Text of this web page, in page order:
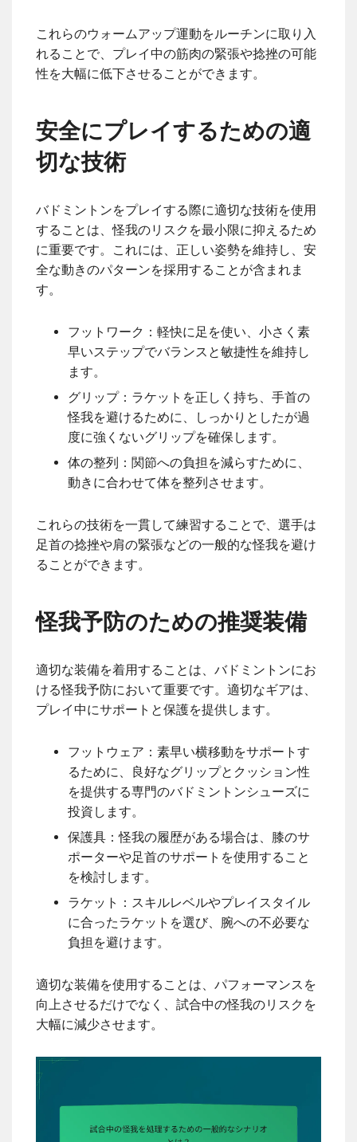
これらのウォームアップ運動をルーチンに取り入
れることで、プレイ中の筋肉の緊張や捻挫の可能
性を大幅に低下させることができます。
安全にプレイするための適
切な技術
バドミントンをプレイする際に適切な技術を使用
することは、怪我のリスクを最小限に抑えるため
に重要です。これには、正しい姿勢を維持し、安
全な動きのパターンを採用することが含まれま
す。
フットワーク：軽快に足を使い、小さく素
早いステップでバランスと敏捷性を維持し
ます。
グリップ：ラケットを正しく持ち、手首の
怪我を避けるために、しっかりとしたが過
度に強くないグリップを確保します。
体の整列：関節への負担を減らすために、
動きに合わせて体を整列させます。
これらの技術を一貫して練習することで、選手は
足首の捻挫や肩の緊張などの一般的な怪我を避け
ることができます。
怪我予防のための推奨装備
適切な装備を着用することは、バドミントンにお
ける怪我予防において重要です。適切なギアは、
プレイ中にサポートと保護を提供します。
フットウェア：素早い横移動をサポートす
るために、良好なグリップとクッション性
を提供する専門のバドミントンシューズに
投資します。
保護具：怪我の履歴がある場合は、膝のサ
ポーターや足首のサポートを使用すること
を検討します。
ラケット：スキルレベルやプレイスタイル
に合ったラケットを選び、腕への不必要な
負担を避けます。
適切な装備を使用することは、パフォーマンスを
向上させるだけでなく、試合中の怪我のリスクを
大幅に減少させます。